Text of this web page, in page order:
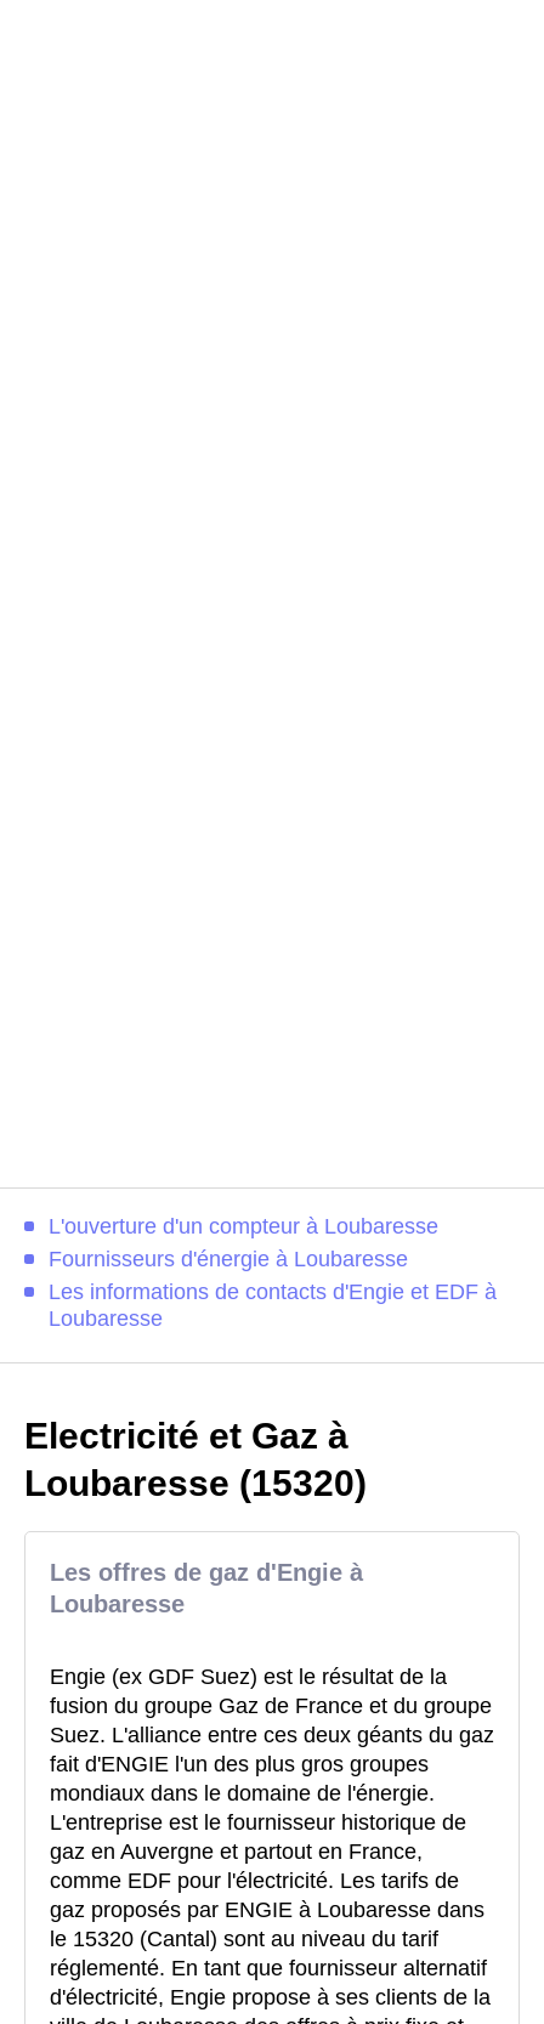
L'ouverture d'un compteur à Loubaresse
Fournisseurs d'énergie à Loubaresse
Les informations de contacts d'Engie et EDF à
Loubaresse
Electricité et Gaz à
Loubaresse (15320)
Les offres de gaz d'Engie à
Loubaresse
Engie (ex GDF Suez) est le résultat de la
fusion du groupe Gaz de France et du groupe
Suez. L'alliance entre ces deux géants du gaz
fait d'ENGIE l'un des plus gros groupes
mondiaux dans le domaine de l'énergie.
L'entreprise est le fournisseur historique de
gaz en Auvergne et partout en France,
comme EDF pour l'électricité. Les tarifs de
gaz proposés par ENGIE à Loubaresse dans
le 15320 (Cantal) sont au niveau du tarif
réglementé. En tant que fournisseur alternatif
d'électricité, Engie propose à ses clients de la